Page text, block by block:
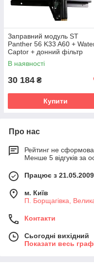
Заправний модуль ST
Panther 56 K33 A60 +
Captor + донний фільтр
В наявності
30 184 ₴
Купити
Про нас
Рейтинг не
Менше 5 відгуків за
Працює з 21.05.2009
м. Київ
П. Борщагівка,
Контакти
Сьогодні вихідний
Показати весь